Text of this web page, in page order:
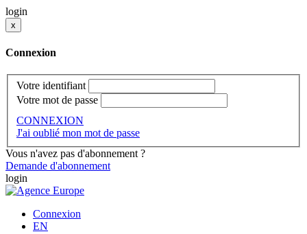
login
x
Connexion
Votre identifiant
Votre mot de passe
CONNEXION
J'ai oublié mon mot de passe
Vous n'avez pas d'abonnement ?
Demande d'abonnement
login
Connexion
EN